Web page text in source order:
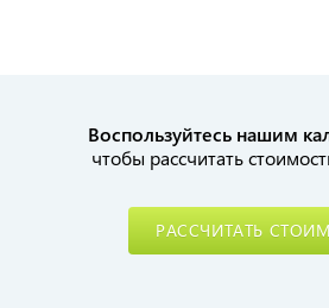
Воспользуйтесь нашим
чтобы рассчитать
РАССЧИТАТЬ